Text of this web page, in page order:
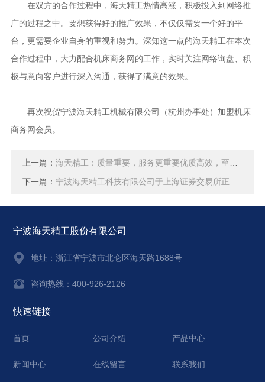
在双方的合作过程中，海天精工热情高涨，积极投入到网络推
广的过程之中。要想获得好的推广效果，不仅仅需要一个好的平
台，更需要企业自身的重视和努力。深知这一点的海天精工在本次
合作过程中，大力配合机床商务网的工作，实时关注网络询盘、积
极与意向客户进行深入沟通，获得了满意的效果。
再次祝贺宁波海天精工机械有限公司（杭州办事处）加盟机床
商务网会员。
上一篇： 海天精工：质量重要，服务更重要优质高效，至诚服务
下一篇： 宁波海天精工科技有限公司于上海证券交易所正式挂牌上市
宁波海天精工股份有限公司
地址：浙江省宁波市北仑区海天路1688号
咨询热线：400-926-2126
快速链接
首页 公司介绍 产品中心
新闻中心 在线留言 联系我们